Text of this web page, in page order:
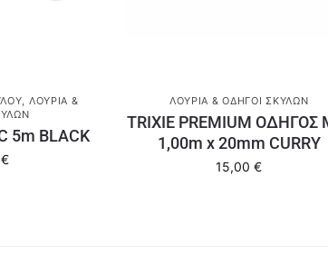
, ΛΟΥΡΙΆ &
5m BLACK
€
ΛΟΥΡΙΆ & ΟΔΗΓΟΊ ΣΚΎΛΩΝ
TRIXIE PREMIUM ΟΔΗΓΟΣ
1,00m x 20mm CURRY
15,00€